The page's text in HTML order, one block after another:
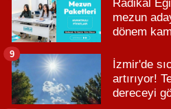
Radikal
mezun
dönem
İzmir'de
artırıyor!
dereceyi
9